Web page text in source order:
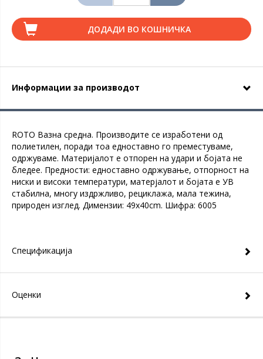
ДОДАДИ ВО КОШНИЧКА
Информации за производот
ROTO Вазна средна. Производите се изработени од
полиетилен, поради тоа едноставно го преместуваме,
одржуваме. Материјалот е отпорен на удари и бојата не
бледее. Предности: едноставно одржување, отпорност на
ниски и високи температури, матерјалот и бојата е УВ
стабилна, многу издржливо, рециклажа, мала тежина,
природен изглед. Димензии: 49x40cm. Шифра: 6005
Спецификација
Оценки